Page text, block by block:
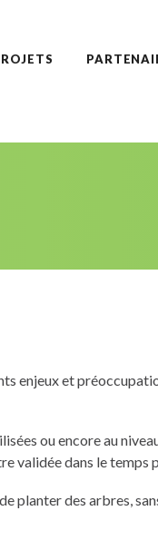
enjeux et
ou encore au
dans le temps
planter des arbres,